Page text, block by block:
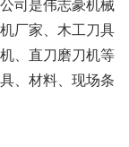
司是伟志豪机械
厂家、木工刀具
、直刀磨刀机等
、材料、现场条